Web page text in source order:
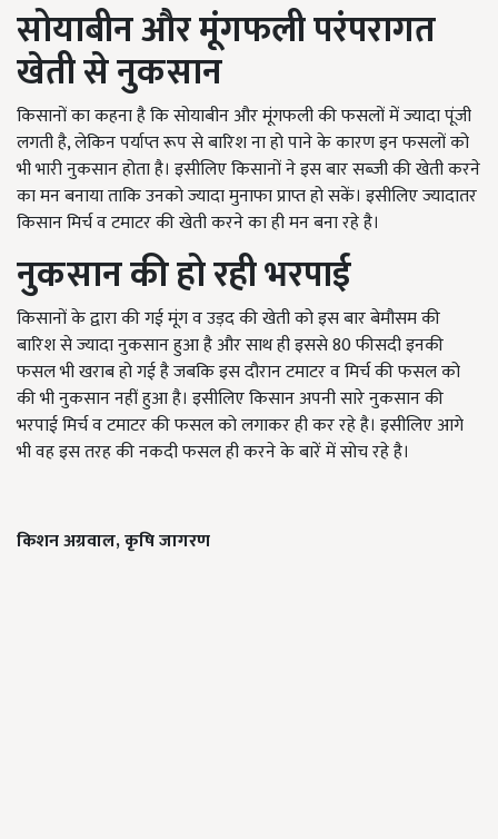
सोयाबीन और मूंगफली परंपरागत
खेती से नुकसान
किसानों का कहना है कि सोयाबीन और मूंगफली की फसलों में ज्यादा पूंजी
लगती है, लेकिन पर्याप्त रूप से बारिश ना हो पाने के कारण इन फसलों को
भी भारी नुकसान होता है। इसीलिए किसानों ने इस बार सब्जी की खेती करने
का मन बनाया ताकि उनको ज्यादा मुनाफा प्राप्त हो सकें। इसीलिए ज्यादातर
किसान मिर्च व टमाटर की खेती करने का ही मन बना रहे है।
नुकसान की हो रही भरपाई
किसानों के द्वारा की गई मूंग व उड़द की खेती को इस बार बेमौसम की
बारिश से ज्यादा नुकसान हुआ है और साथ ही इससे 80 फीसदी इनकी
फसल भी खराब हो गई है जबकि इस दौरान टमाटर व मिर्च की फसल को
की भी नुकसान नहीं हुआ है। इसीलिए किसान अपनी सारे नुकसान की
भरपाई मिर्च व टमाटर की फसल को लगाकर ही कर रहे है। इसीलिए आगे
भी वह इस तरह की नकदी फसल ही करने के बारें में सोच रहे है।
किशन अग्रवाल, कृषि जागरण